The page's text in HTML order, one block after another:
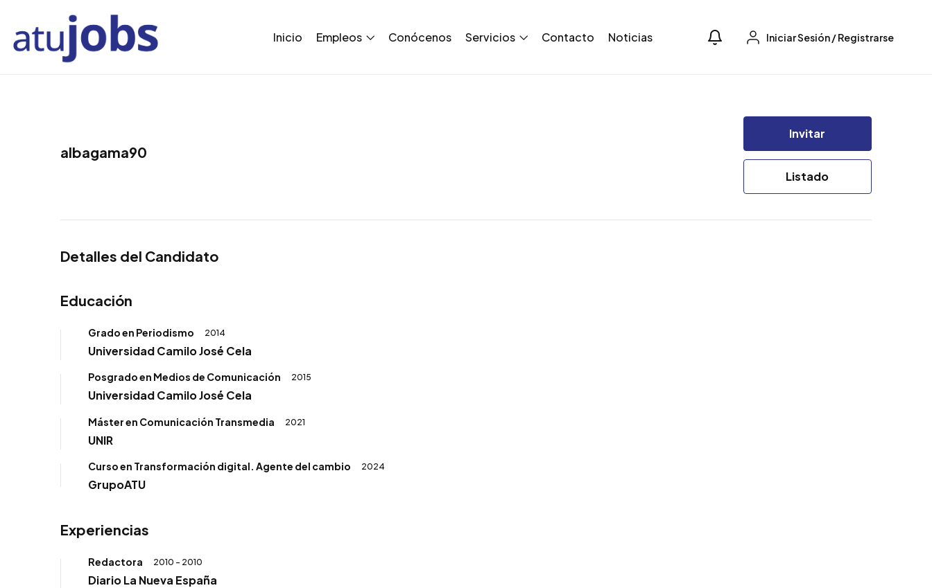
Inicio Empleos Conócenos Servicios Contacto Noticias Iniciar Sesión/Registrarse
albagama90
Invitar
Listado
Detalles del Candidato
Educación
Grado en Periodismo 2014
Universidad Camilo José Cela
Posgrado en Medios de Comunicación 2015
Universidad Camilo José Cela
Máster en Comunicación Transmedia 2021
UNIR
Curso en Transformación digital. Agente del cambio 2024
GrupoATU
Experiencias
Redactora 2010 - 2010
Diario La Nueva España